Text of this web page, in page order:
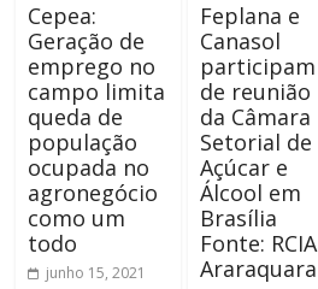
Cepea:
Geração de
emprego no
campo limita
queda de
população
ocupada no
agronegócio
como um
todo
junho 15, 2021
Feplana e
Canasol
participam
de reunião
da Câmara
Setorial de
Açúcar e
Álcool em
Brasília
Fonte: RCIA
Araraquara